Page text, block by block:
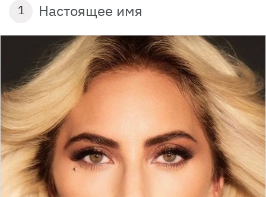
1 Настоящее имя